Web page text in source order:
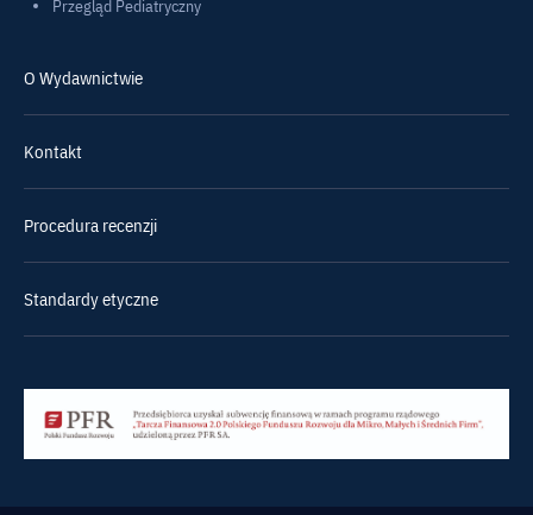
Przegląd Pediatryczny
O Wydawnictwie
Kontakt
Procedura recenzji
Standardy etyczne